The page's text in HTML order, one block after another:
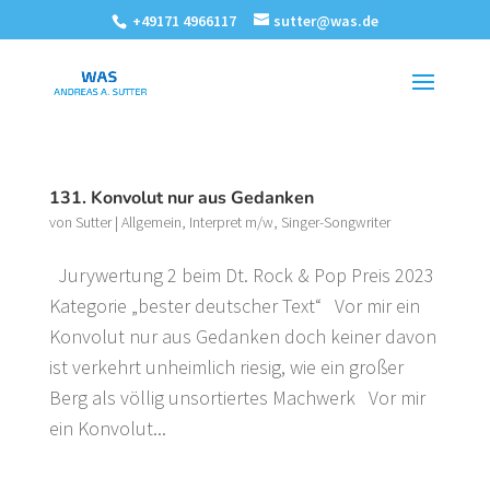
+49171 4966117 sutter@was.de
131. Konvolut nur aus Gedanken
von Sutter| Allgemein, Interpret m/w, Singer-Songwriter
Jurywertung 2 beim Dt. Rock & Pop Preis 2023
Kategorie „bester deutscher Text“ Vor mir ein
Konvolut nur aus Gedanken doch keiner davon
ist verkehrt unheimlich riesig, wie ein großer
Berg als völlig unsortiertes Machwerk Vor mir
ein Konvolut...